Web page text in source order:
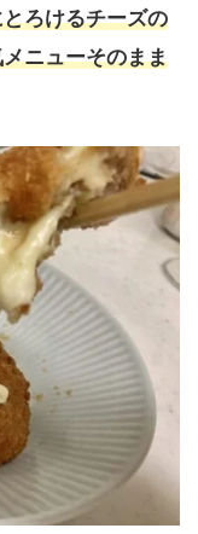
ろけるチーズの
ニューそのまま